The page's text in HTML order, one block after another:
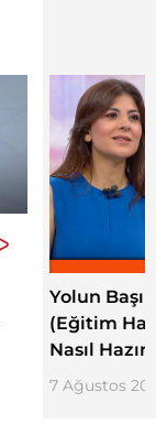
Yolun
(Eğitim
Nasıl
7 Ağustos